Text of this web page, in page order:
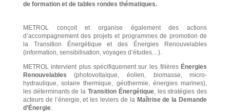
de formation et de tables rondes thématiques.
METROL conçoit et organise également des actions
d’accompagnement des projets et programmes de promotion de
la Transition Énergétique et des Énergies Renouvelables
(information, sensibilisation, voyages d’études…).
METROL intervient plus spécifiquement sur les filières Énergies
Renouvelables (photovoltaïque, éolien, biomasse, micro-
hydraulique, solaire thermique, géothermie, énergies marines),
les déterminants de la Transition Énergétique, les stratégies des
acteurs de l’énergie, et les leviers de la Maîtrise de la Demande
d’Énergie.